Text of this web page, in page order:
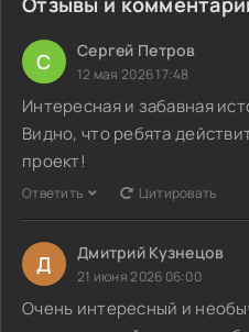
С Сергей Петров
12 мая 2026 17:48
Интересная и забавная
Видно, что ребята
проект!
Ответить Цитировать
Д Дмитрий Кузнецов
21 июня 2026 06:00
Очень интересный и